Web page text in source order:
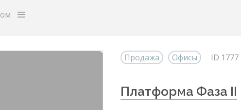
Продажа Офисы ID 1777
Платформа Фаза II